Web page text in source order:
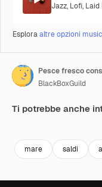
Jazz, Lofi, Laid
Esploraaltre opzioni
BlackBoxGuild
Ti potrebbe anche
mare saldi